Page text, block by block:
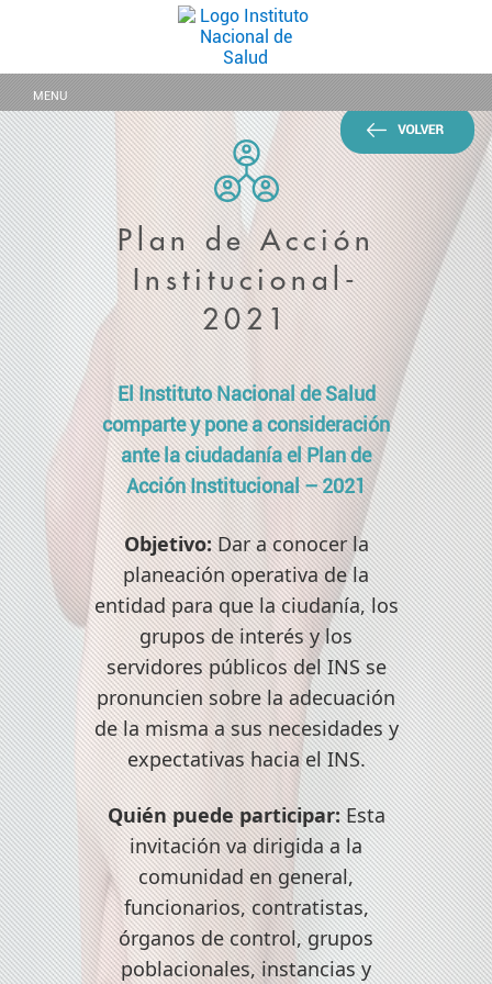
MENU
Plan de Acción
Institucional-
2021
El Instituto Nacional de Salud
comparte y pone a consideración
ante la ciudadanía el Plan de
Acción Institucional – 2021
Objetivo:Dar a conocer la
planeación operativa de la
entidad para que la ciudanía, los
grupos de interés y los
servidores públicos del INS se
pronuncien sobre la adecuación
de la misma a sus necesidades y
expectativas hacia el INS.
Quién puede participar:Esta
invitación va dirigida a la
comunidad en general,
funcionarios, contratistas,
órganos de control, grupos
poblacionales, instancias y